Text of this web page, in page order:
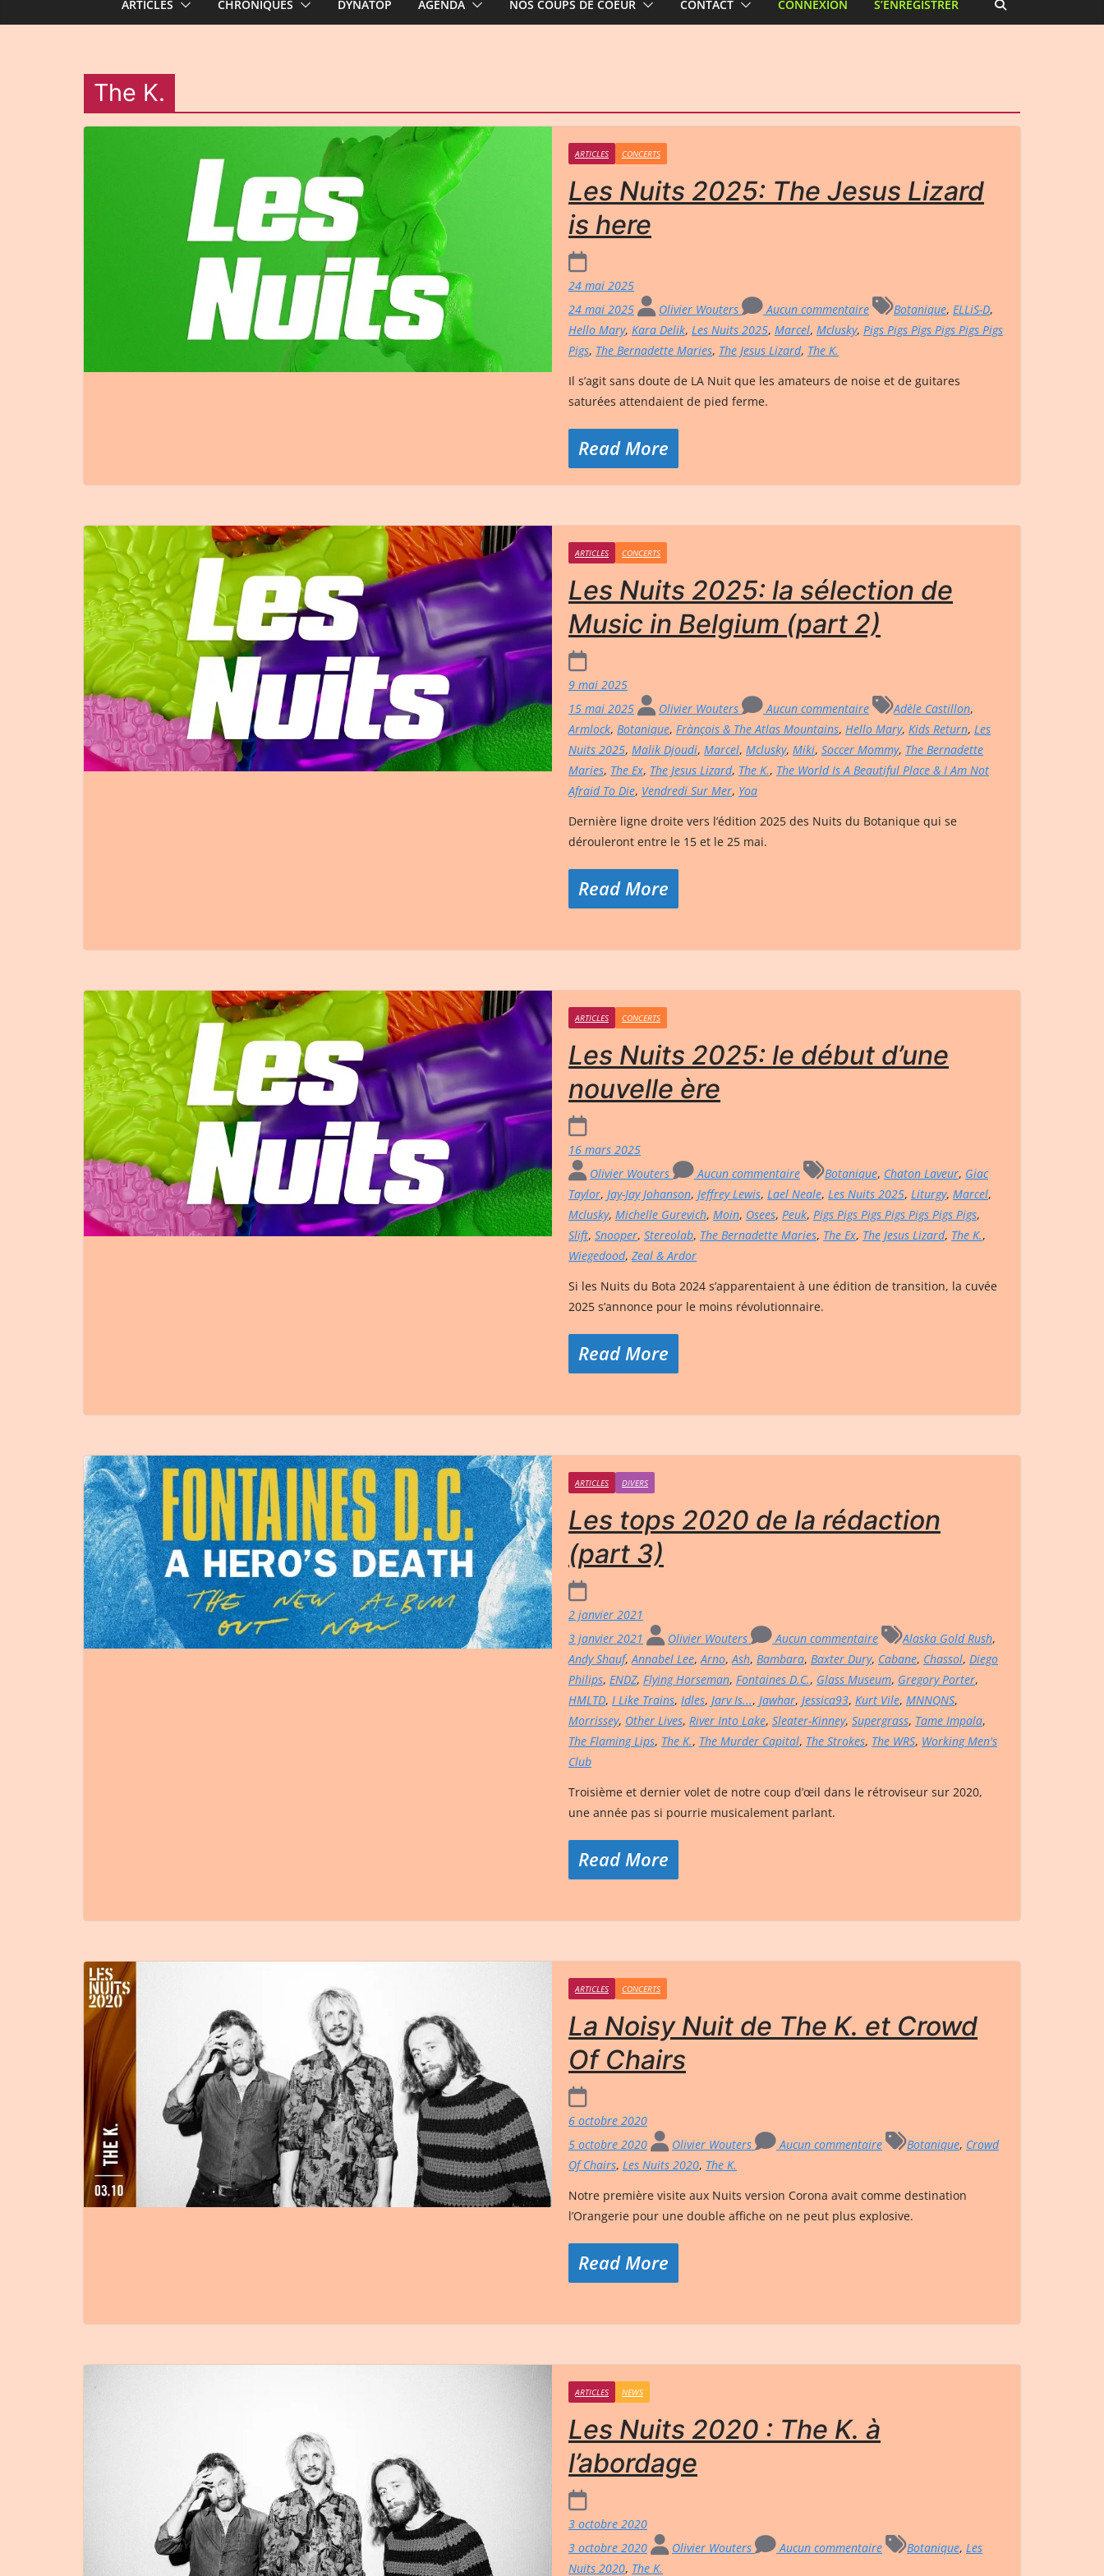
ARTICLES CHRONIQUES DYNATOP AGENDA NOS COUPS DE COEUR CONTACT CONNEXION S’ENREGISTRER
The K.
ARTICLES CONCERTS
Les Nuits 2025: The Jesus Lizard
is here
24 mai 2025
24 mai 2025
Olivier Wouters Aucun commentaire Botanique, ELLiS-D,
Hello Mary, Kara Delik, Les Nuits 2025, Marcel, Mclusky, Pigs Pigs Pigs Pigs Pigs Pigs
Pigs, The Bernadette Maries, The Jesus Lizard, The K.
Il s’agit sans doute de LA Nuit que les amateurs de noise et de guitares
saturées attendaient de pied ferme.
Read More
ARTICLES CONCERTS
Les Nuits 2025: la sélection de
Music in Belgium (part 2)
9 mai 2025
15 mai 2025
Olivier Wouters Aucun commentaire Adèle Castillon,
Armlock, Botanique, Frànçois & The Atlas Mountains, Hello Mary, Kids Return, Les
Nuits 2025, Malik Djoudi, Marcel, Mclusky, Miki, Soccer Mommy, The Bernadette
Maries, The Ex, The Jesus Lizard, The K., The World Is A Beautiful Place & I Am Not
Afraid To Die, Vendredi Sur Mer, Yoa
Dernière ligne droite vers l’édition 2025 des Nuits du Botanique qui se
dérouleront entre le 15 et le 25 mai.
Read More
ARTICLES CONCERTS
Les Nuits 2025: le début d’une
nouvelle ère
16 mars 2025
Olivier Wouters
Aucun commentaire Botanique, Chaton Laveur, Giac
Taylor, Jay-Jay Johanson, Jeffrey Lewis, Lael Neale, Les Nuits 2025, Liturgy, Marcel,
Mclusky, Michelle Gurevich, Moin, Osees, Peuk, Pigs Pigs Pigs Pigs Pigs Pigs Pigs,
Slift, Snooper, Stereolab, The Bernadette Maries, The Ex, The Jesus Lizard, The K.,
Wiegedood, Zeal & Ardor
Si les Nuits du Bota 2024 s’apparentaient à une édition de transition, la cuvée
2025 s’annonce pour le moins révolutionnaire.
Read More
ARTICLES DIVERS
Les tops 2020 de la rédaction
(part 3)
2 janvier 2021
3 janvier 2021
Olivier Wouters Aucun commentaire Alaska Gold Rush,
Andy Shauf,Annabel Lee,Arno,Ash, Bambara, Baxter Dury, Cabane, Chassol, Diego
Philips, ENDZ, Flying Horseman, Fontaines D.C., Glass Museum, Gregory Porter,
HMLTD, I Like Trains, Idles, Jarv Is..., Jawhar, Jessica93, Kurt Vile, MNNQNS,
Morrissey, Other Lives, River Into Lake, Sleater-Kinney, Supergrass, Tame Impala,
The Flaming Lips, The K., The Murder Capital, The Strokes, The WRS, Working Men's
Club
Troisième et dernier volet de notre coup d’œil dans le rétroviseur sur 2020,
une année pas si pourrie musicalement parlant.
Read More
ARTICLES CONCERTS
La Noisy Nuit de The K. et Crowd
Of Chairs
6 octobre 2020
5 octobre 2020
Olivier Wouters Aucun commentaire Botanique, Crowd
Of Chairs, Les Nuits 2020, The K.
Notre première visite aux Nuits version Corona avait comme destination
l’Orangerie pour une double affiche on ne peut plus explosive.
Read More
ARTICLES NEWS
Les Nuits 2020 : The K. à
l’abordage
3 octobre 2020
3 octobre 2020
Olivier Wouters Aucun commentaire Botanique, Les
Nuits 2020, The K.